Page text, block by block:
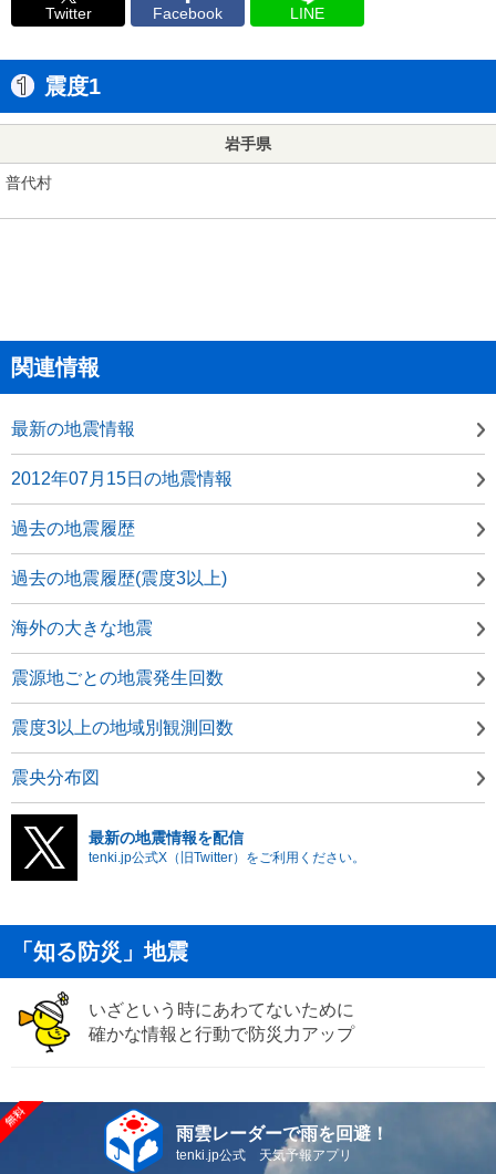
Twitter Facebook LINE
震度1
岩手県
普代村
関連情報
最新の地震情報
2012年07月15日の地震情報
過去の地震履歴
過去の地震履歴(震度3以上)
海外の大きな地震
震源地ごとの地震発生回数
震度3以上の地域別観測回数
震央分布図
最新の地震情報を配信
tenki.jp公式X（旧Twitter）をご利用ください。
「知る防災」地震
いざという時にあわてないために
確かな情報と行動で防災力アップ
雨雲レーダーで雨を回避！
tenki.jp公式 天気予報アプリ